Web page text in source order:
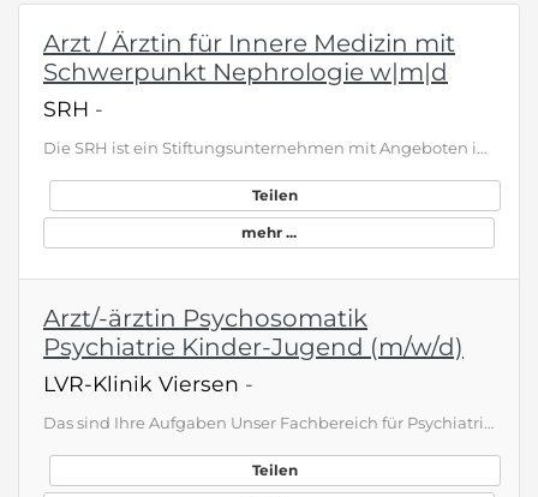
Arzt / Ärztin für Innere Medizin mit
Schwerpunkt Nephrologie w|m|d
SRH -
Die SRH ist ein Stiftungsunternehmen mit Angeboten in den Bereichen Bildung und Gesundheit. Die mehr als 17 000 Mitarbeiter:innen der SRH begleiten jährlich über 1,2 Millionen Menschen auf ihren individuellen Lebenswegen. Seit der Gründung 1966 setzt sie sich für die Weiterentwicklung des Bildungs- und Gesundheitswesens ein. Die SRH ist sich ihrer gesellschaftlichen Verantwortung seit jeher bewusst. Um für noch mehr Menschen neue Lebenschancen zu eröffnen, reinvestiert sie ihre Gewinne in die…
Teilen
mehr ...
Arzt/-ärztin Psychosomatik
Psychiatrie Kinder-Jugend (m/w/d)
LVR-Klinik Viersen -
Das sind Ihre Aufgaben Unser Fachbereich für Psychiatrie, Psychosomatik und Psychotherapie des Kindes- und Jugendalters sucht ein neues Teammitglied, das genauso engagiert ist wie wir. Wir sind stolz darauf, die größte Kinder- und Jugendpsychiatrie in Deutschland mit 250 stationären und teilstationären Betten und Plätzen zu sein. Das Hauptgelände ist in Viersen, unsere Tageskliniken befinden sich in Viersen, Neuss, Krefeld, Mönchengladbach und Heinsberg. Wir behandeln das gesamte Spektrum kinde…
Teilen